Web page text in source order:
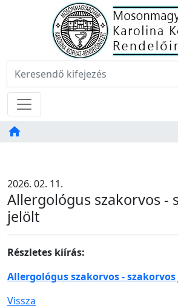
Főoldal
Keresés:
Menü
home
TAB
2026. 02. 11.
Allergológus szakorvos -
jelölt
Részletes kiírás:
Allergológus szakorvos -
Vissza